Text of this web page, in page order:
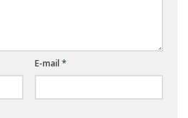
E-mail*